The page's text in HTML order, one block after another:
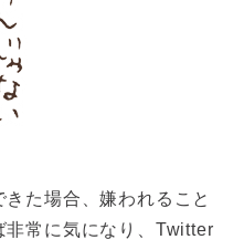
た場合、嫌われること
非常に気になり、Twitter